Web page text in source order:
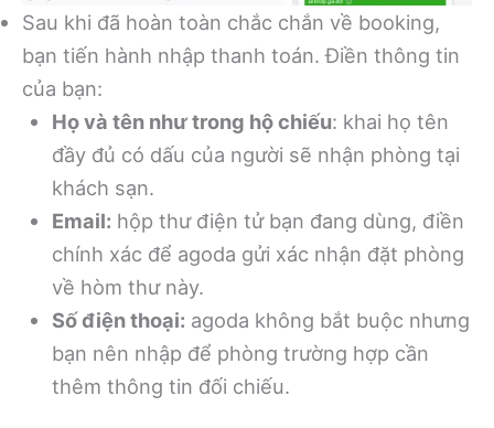
Sau khi đã hoàn toàn chắc chắn về booking,
bạn tiến hành nhập thanh toán. Điền thông tin
của bạn:
Họ và tên như trong hộ chiếu: khai họ tên
đầy đủ có dấu của người sẽ nhận phòng tại
khách sạn.
Email: hộp thư điện tử bạn đang dùng, điền
chính xác để agoda gửi xác nhận đặt phòng
về hòm thư này.
Số điện thoại: agoda không bắt buộc nhưng
bạn nên nhập để phòng trường hợp cần
thêm thông tin đối chiếu.